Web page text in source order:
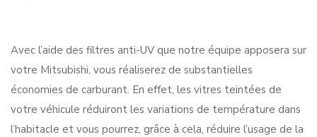
Avec l’aide des filtres anti-UV que notre équipe apposera sur
votre Mitsubishi, vous réaliserez de substantielles
économies de carburant. En effet, les vitres teintées de
votre véhicule réduiront les variations de température dans
l’habitacle et vous pourrez, grâce à cela, réduire l’usage de la